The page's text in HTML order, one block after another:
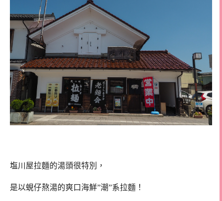
塩川屋拉麵的湯頭很特別，
是以蜆仔熬湯的爽口海鮮”潮”系拉麵！